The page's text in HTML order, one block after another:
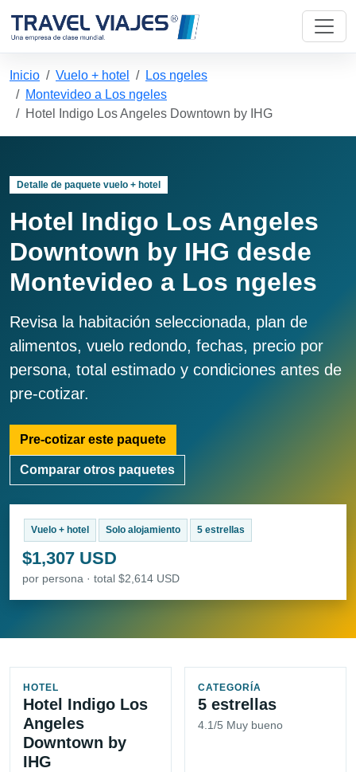
Inicio Vuelo + hotel
Los ngeles
Montevideo a Los ngeles
Hotel Indigo Los Angeles Downtown by IHG
Detalle de paquete vuelo + hotel
Hotel Indigo Los Angeles
Downtown by IHG desde
Montevideo a Los ngeles
Revisa la habitación seleccionada, plan de
alimentos, vuelo redondo, fechas, precio por
persona, total estimado y condiciones antes de
pre-cotizar.
Pre-cotizar este paquete
Comparar otros paquetes
Vuelo + hotel Solo alojamiento 5 estrellas
$1,307 USD
por persona · total $2,614 USD
HOTEL
Hotel Indigo Los
Angeles
Downtown by
IHG
CATEGORÍA
5 estrellas
4.1/5 Muy bueno